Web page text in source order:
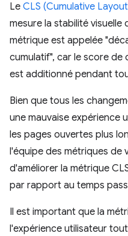
Le CLS (Cumulative
mesure la stabilité visuelle
métrique est appelée
cumulatif", car le score de
est additionné pendant
Bien que tous les
une mauvaise expérience
les pages ouvertes plus
l'équipe des métriques de
d'améliorer la métrique
par rapport au temps
Il est important que la
l'expérience utilisateur